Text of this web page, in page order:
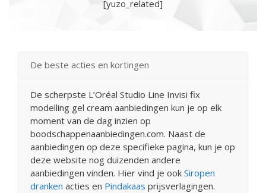
[yuzo_related]
De beste acties en kortingen
De scherpste L’Oréal Studio Line Invisi fix
modelling gel cream aanbiedingen kun je op elk
moment van de dag inzien op
boodschappenaanbiedingen.com. Naast de
aanbiedingen op deze specifieke pagina, kun je op
deze website nog duizenden andere
aanbiedingen vinden. Hier vind je ook Siropen
dranken acties en Pindakaas prijsverlagingen.